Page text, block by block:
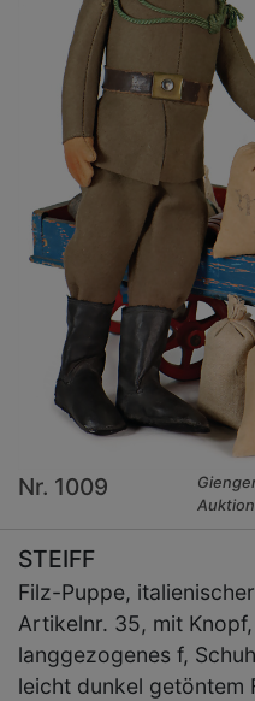
Nr. 1009
STEIFF
Filz-Puppe,
Artikelnr. 35, mit
langgezogenes f,
leicht dunkel getöntem